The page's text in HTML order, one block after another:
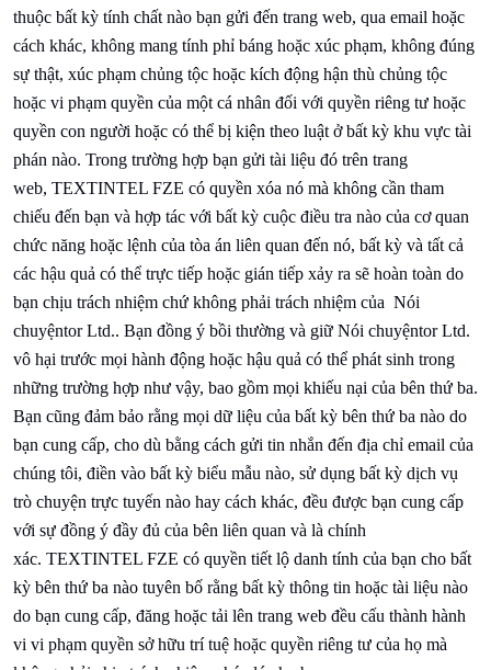
thuộc bất kỳ tính chất nào bạn gửi đến trang web, qua email hoặc
cách khác, không mang tính phỉ báng hoặc xúc phạm, không đúng
sự thật, xúc phạm chủng tộc hoặc kích động hận thù chủng tộc
hoặc vi phạm quyền của một cá nhân đối với quyền riêng tư hoặc
quyền con người hoặc có thể bị kiện theo luật ở bất kỳ khu vực tài
phán nào. Trong trường hợp bạn gửi tài liệu đó trên trang
web, TEXTINTEL FZE có quyền xóa nó mà không cần tham
chiếu đến bạn và hợp tác với bất kỳ cuộc điều tra nào của cơ quan
chức năng hoặc lệnh của tòa án liên quan đến nó, bất kỳ và tất cả
các hậu quả có thể trực tiếp hoặc gián tiếp xảy ra sẽ hoàn toàn do
bạn chịu trách nhiệm chứ không phải trách nhiệm của Nói
chuyệntor Ltd.. Bạn đồng ý bồi thường và giữ Nói chuyệntor Ltd.
vô hại trước mọi hành động hoặc hậu quả có thể phát sinh trong
những trường hợp như vậy, bao gồm mọi khiếu nại của bên thứ ba.
Bạn cũng đảm bảo rằng mọi dữ liệu của bất kỳ bên thứ ba nào do
bạn cung cấp, cho dù bằng cách gửi tin nhắn đến địa chỉ email của
chúng tôi, điền vào bất kỳ biểu mẫu nào, sử dụng bất kỳ dịch vụ
trò chuyện trực tuyến nào hay cách khác, đều được bạn cung cấp
với sự đồng ý đầy đủ của bên liên quan và là chính
xác. TEXTINTEL FZE có quyền tiết lộ danh tính của bạn cho bất
kỳ bên thứ ba nào tuyên bố rằng bất kỳ thông tin hoặc tài liệu nào
do bạn cung cấp, đăng hoặc tải lên trang web đều cấu thành hành
vi vi phạm quyền sở hữu trí tuệ hoặc quyền riêng tư của họ mà